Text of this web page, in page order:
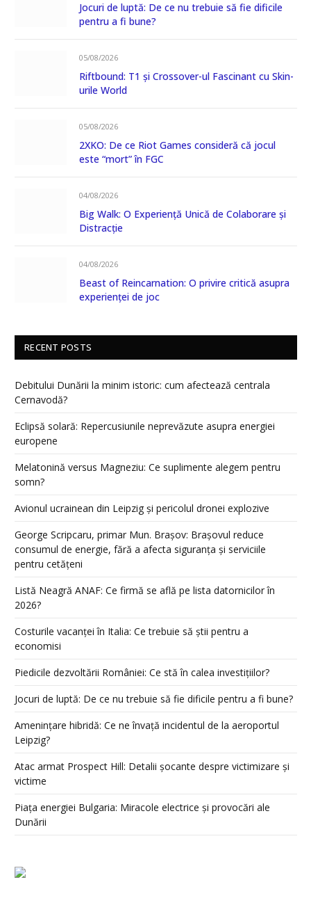
Jocuri de luptă: De ce nu trebuie să fie dificile
pentru a fi bune?
05/08/2026
Riftbound: T1 și Crossover-ul Fascinant cu Skin-
urile World
05/08/2026
2XKO: De ce Riot Games consideră că jocul
este “mort” în FGC
04/08/2026
Big Walk: O Experiență Unică de Colaborare și
Distracție
04/08/2026
Beast of Reincarnation: O privire critică asupra
experienței de joc
RECENT POSTS
Debitului Dunării la minim istoric: cum afectează centrala
Cernavodă?
Eclipsă solară: Repercusiunile neprevăzute asupra energiei
europene
Melatonină versus Magneziu: Ce suplimente alegem pentru
somn?
Avionul ucrainean din Leipzig și pericolul dronei explozive
George Scripcaru, primar Mun. Brașov: Brașovul reduce
consumul de energie, fără a afecta siguranța și serviciile
pentru cetățeni
Listă Neagră ANAF: Ce firmă se află pe lista datornicilor în
2026?
Costurile vacanței în Italia: Ce trebuie să știi pentru a
economisi
Piedicile dezvoltării României: Ce stă în calea investițiilor?
Jocuri de luptă: De ce nu trebuie să fie dificile pentru a fi bune?
Amenințare hibridă: Ce ne învață incidentul de la aeroportul
Leipzig?
Atac armat Prospect Hill: Detalii șocante despre victimizare și
victime
Piața energiei Bulgaria: Miracole electrice și provocări ale
Dunării